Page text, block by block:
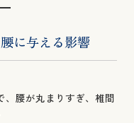
に与える影響
、腰が丸まりすぎ、椎間